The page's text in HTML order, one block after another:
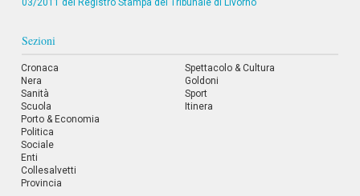
d
03/2011 del Registro Stampa del Tribunale di Livorno
Sezioni
Cronaca
Nera
Sanità
Scuola
Porto & Economia
Politica
Sociale
Enti
Collesalvetti
Provincia
Spettacolo & Cultura
Goldoni
Sport
Itinera